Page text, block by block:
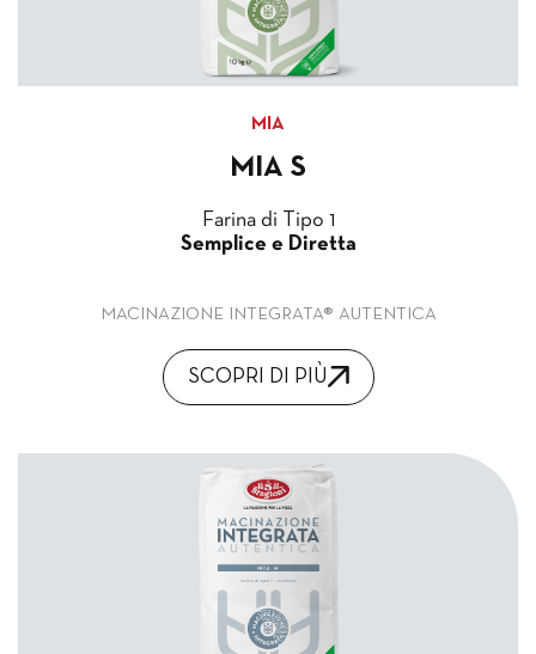
MIA
MIA S
Farina di Tipo 1
Semplice e Diretta
MACINAZIONE INTEGRATA® AUTENTICA
SCOPRI DI PIÙ